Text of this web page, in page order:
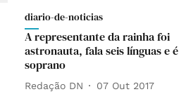
diario-de-noticias
A representante da rainha foi
astronauta, fala seis línguas e é
soprano
Redação DN 07 Out 2017